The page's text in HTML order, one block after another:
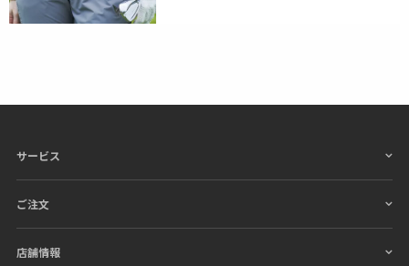
サービス
ご注文
店舗情報